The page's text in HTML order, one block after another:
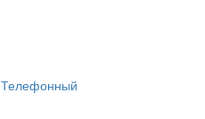
Телефонный